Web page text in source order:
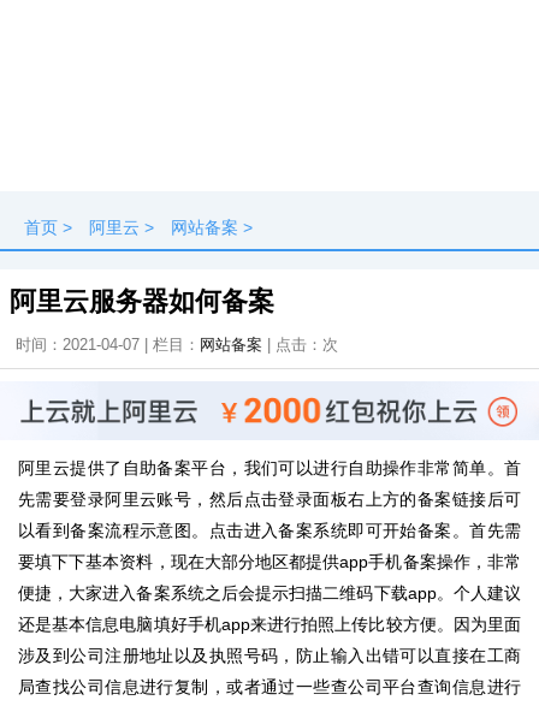
首页 > 阿里云 > 网站备案 >
阿里云服务器如何备案
时间：2021-04-07 | 栏目： 网站备案 | 点击： 次
阿里云提供了自助备案平台，我们可以进行自助操作非常简单。首
先需要登录阿里云账号，然后点击登录面板右上方的备案链接后可
以看到备案流程示意图。点击进入备案系统即可开始备案。首先需
要填下下基本资料，现在大部分地区都提供app手机备案操作，非常
便捷，大家进入备案系统之后会提示扫描二维码下载app。个人建议
还是基本信息电脑填好手机app来进行拍照上传比较方便。因为里面
涉及到公司注册地址以及执照号码，防止输入出错可以直接在工商
局查找公司信息进行复制，或者通过一些查公司平台查询信息进行